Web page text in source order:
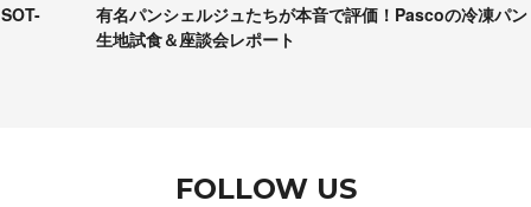
有名パンシェルジュたちが本音で評価！Pascoの冷凍パン
生地試食＆座談会レポート
【
FOLLOW US